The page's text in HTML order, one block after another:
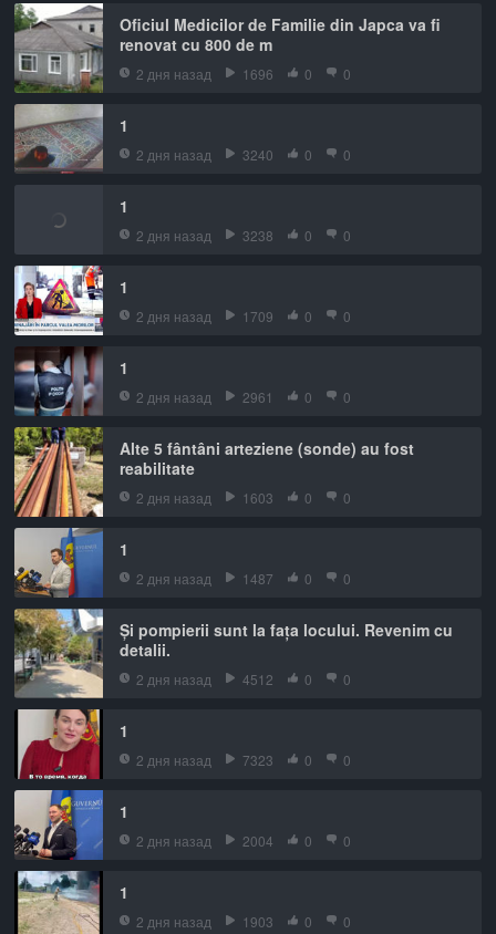
Oficiul Medicilor de Familie din Japca va fi
renovat cu 800 de m
2 дня назад 1696 0 0
1
2 дня назад 3240 0 0
1
2 дня назад 3238 0 0
1
2 дня назад 1709 0 0
1
2 дня назад 2961 0 0
Alte 5 fântâni arteziene (sonde) au fost
reabilitate
2 дня назад 1603 0 0
1
2 дня назад 1487 0 0
Și pompierii sunt la fața locului. Revenim cu
detalii.
2 дня назад 4512 0 0
1
2 дня назад 7323 0 0
1
2 дня назад 2004 0 0
1
2 дня назад 1903 0 0